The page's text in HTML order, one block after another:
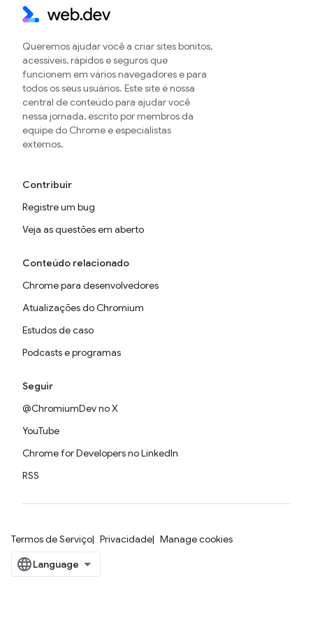
Queremos ajudar você a criar sites bonitos,
acessíveis, rápidos e seguros que
funcionem em vários navegadores e para
todos os seus usuários. Este site é nossa
central de conteúdo para ajudar você
nessa jornada, escrito por membros da
equipe do Chrome e especialistas
externos.
Contribuir
Registre um bug
Veja as questões em aberto
Conteúdo relacionado
Chrome para desenvolvedores
Atualizações do Chromium
Estudos de caso
Podcasts e programas
Seguir
@ChromiumDev no X
YouTube
Chrome for Developers no LinkedIn
RSS
Termos de Serviço Privacidade Manage cookies